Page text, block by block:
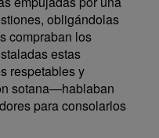
obligándolas
compraban los
estas
respetables y
sotana—hablaban
para consolarlos